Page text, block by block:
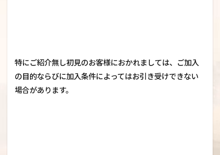
特にご紹介無し初見のお客様におかれましては、ご加入
の目的ならびに加入条件によってはお引き受けできない
場合があります。